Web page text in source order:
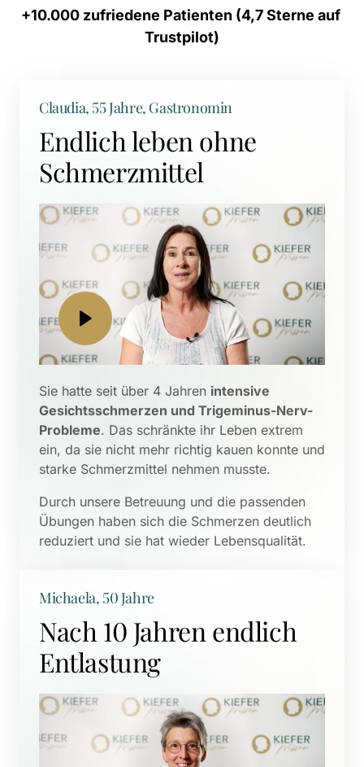
+10.000 zufriedene Patienten (4,7 Sterne
auf
Trustpilot)
Claudia, 55 Jahre, Gastronomin
Endlich leben ohne
Schmerzmittel
Sie hatte seit über 4 Jahren intensive
Gesichtsschmerzen und Trigeminus-Nerv-
Probleme. Das schränkte ihr Leben extrem
ein, da sie nicht mehr richtig kauen konnte und
starke Schmerzmittel nehmen musste.
Durch unsere Betreuung und die passenden
Übungen haben sich die Schmerzen deutlich
reduziert und sie hat wieder Lebensqualität.
Michaela, 50 Jahre
Nach 10 Jahren endlich
Entlastung